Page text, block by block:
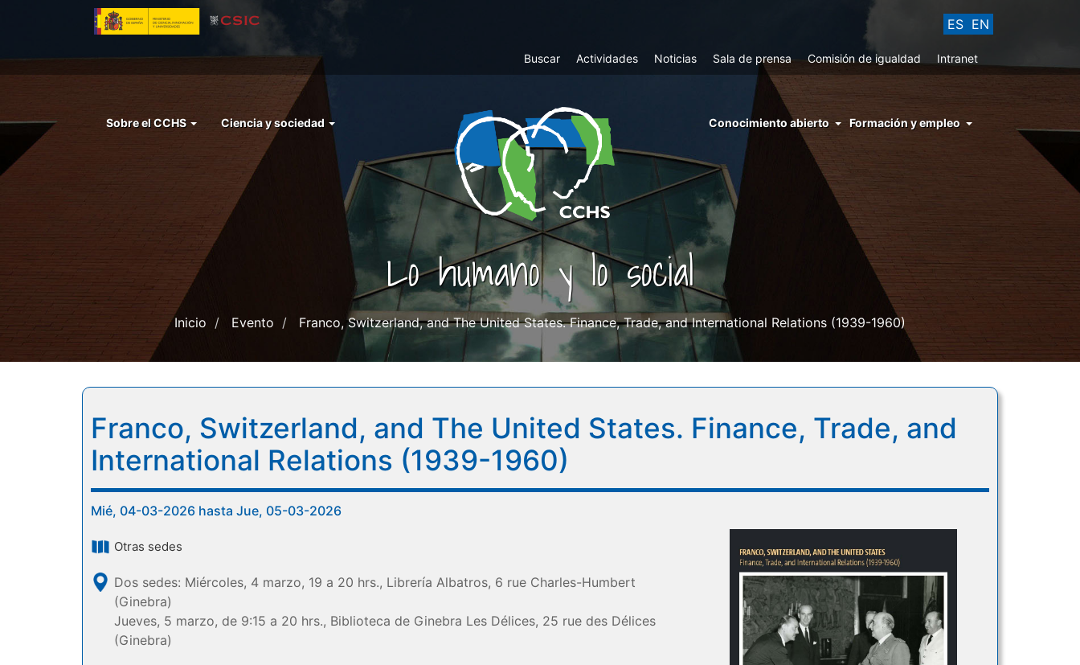
principal
ES EN
Top
Buscar Actividades Noticias Sala de prensa Comisión de igualdad Intranet
Menu
Sobre el CCHS Ciencia y sociedad
menu
conocimiento
abierto
Conocimiento abierto Formación y empleo
Lo humano y lo social
Inicio Evento Franco, Switzerland, and The United States. Finance, Trade, and International Relations (1939-1960)
Franco, Switzerland, and The United States. Finance, Trade, and
International Relations (1939-1960)
Mié, 04-03-2026 hasta Jue, 05-03-2026
Otras sedes
Dos sedes: Miércoles, 4 marzo, 19 a 20 hrs., Librería Albatros, 6 rue Charles-Humbert
(Ginebra)
Jueves, 5 marzo, de 9:15 a 20 hrs., Biblioteca de Ginebra Les Délices, 25 rue des Délices
(Ginebra)